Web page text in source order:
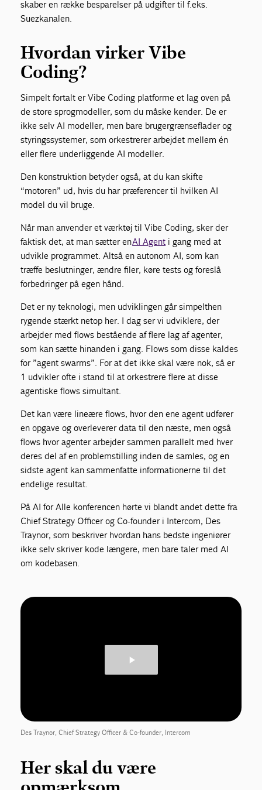
skaber en række besparelser på udgifter til f.eks.
Suezkanalen.
Hvordan virker Vibe
Coding?
Simpelt fortalt er Vibe Coding platforme et lag oven på
de store sprogmodeller, som du måske kender. De er
ikke selv AI modeller, men bare brugergrænseflader og
styringssystemer, som orkestrerer arbejdet mellem én
eller flere underliggende AI modeller.
Den konstruktion betyder også, at du kan skifte
“motoren” ud, hvis du har præferencer til hvilken AI
model du vil bruge.
Når man anvender et værktøj til Vibe Coding, sker der
faktisk det, at man sætter enAI Agent i gang med at
udvikle programmet. Altså en autonom AI, som kan
træffe beslutninger, ændre filer, køre tests og foreslå
forbedringer på egen hånd.
Det er ny teknologi, men udviklingen går simpelthen
rygende stærkt netop her. I dag ser vi udviklere, der
arbejder med flows bestående af flere lag af agenter,
som kan sætte hinanden i gang. Flows som disse kaldes
for ”agent swarms”. For at det ikke skal være nok, så er
1 udvikler ofte i stand til at orkestrere flere at disse
agentiske flows simultant.
Det kan være lineære flows, hvor den ene agent udfører
en opgave og overleverer data til den næste, men også
flows hvor agenter arbejder sammen parallelt med hver
deres del af en problemstilling inden de samles, og en
sidste agent kan sammenfatte informationerne til det
endelige resultat.
På AI for Alle konferencen hørte vi blandt andet dette fra
Chief Strategy Officer og Co-founder i Intercom, Des
Traynor, som beskriver hvordan hans bedste ingeniører
ikke selv skriver kode længere, men bare taler med AI
om kodebasen.
Des Traynor, Chief Strategy Officer & Co-founder, Intercom
Her skal du være